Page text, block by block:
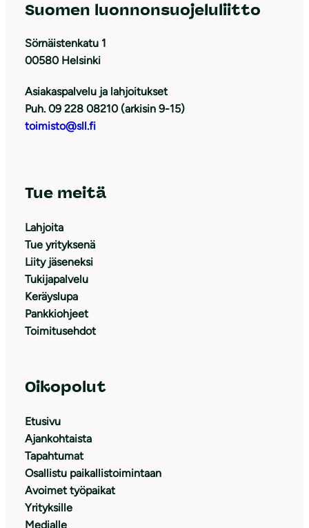
Suomen luonnonsuojeluliitto
Sörnäistenkatu 1
00580 Helsinki
Asiakaspalvelu ja lahjoitukset
Puh. 09 228 08210 (arkisin 9-15)
toimisto@sll.fi
Tue meitä
Lahjoita
Tue yrityksenä
Liity jäseneksi
Tukijapalvelu
Keräyslupa
Pankkiohjeet
Toimitusehdot
Oikopolut
Etusivu
Ajankohtaista
Tapahtumat
Osallistu paikallistoimintaan
Avoimet työpaikat
Yrityksille
Medialle